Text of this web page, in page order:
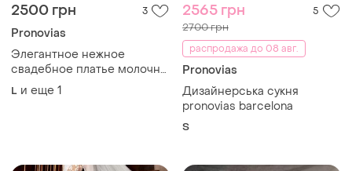
2500 грн 3
Pronovias
Элегантное нежное
свадебное платье молочно
цвета от испанского
бренда pronovias
L и еще 1
2565 грн 5
2700 грн
распродажа до 08 авг.
Pronovias
Дизайнерська сукня
pronovias barcelona
S